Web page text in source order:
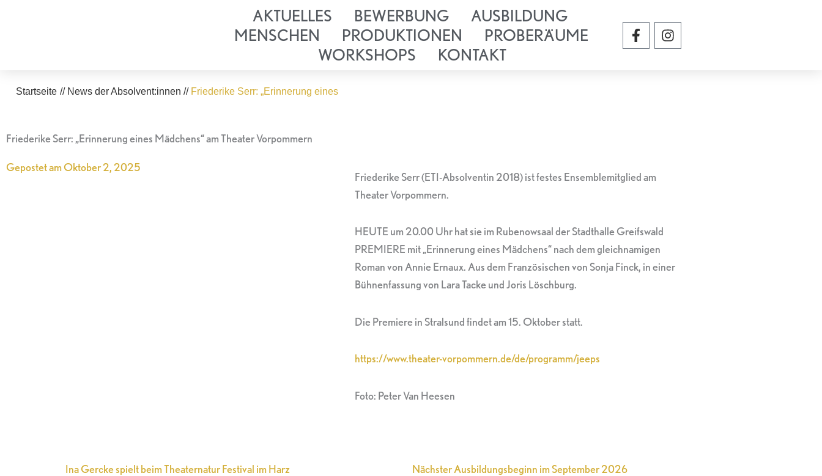
AKTUELLES BEWERBUNG
AUSBILDUNG
MENSCHEN
PRODUKTIONEN
PROBERÄUME
WORKSHOPS
KONTAKT
F
a
c
I
n
s
Startseite // News der Absolvent:innen // Friederike Serr: „Erinnerung eines
Friederike Serr: „Erinnerung eines Mädchens“ am Theater Vorpommern
Gepostet amOktober 2, 2025
Friederike Serr (ETI-Absolventin 2018) ist festes Ensemblemitglied am
Theater Vorpommern.
HEUTE um 20.00 Uhr hat sie im Rubenowsaal der Stadthalle Greifswald
PREMIERE mit „Erinnerung eines Mädchens“ nach dem gleichnamigen
Roman von Annie Ernaux. Aus dem Französischen von Sonja Finck, in einer
Bühnenfassung von Lara Tacke und Joris Löschburg.
Die Premiere in Stralsund findet am 15. Oktober statt.
https://www.theater-vorpommern.de/de/programm/jeeps
Foto: Peter Van Heesen
Ina Gercke spielt beim Theaternatur Festival im Harz Nächster Ausbildungsbeginn im September 2026